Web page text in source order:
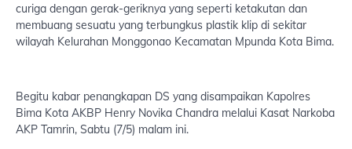
curiga dengan gerak-geriknya yang seperti ketakutan dan
membuang sesuatu yang terbungkus plastik klip di sekitar
wilayah Kelurahan Monggonao Kecamatan Mpunda Kota Bima.
Begitu kabar penangkapan DS yang disampaikan Kapolres
Bima Kota AKBP Henry Novika Chandra melalui Kasat Narkoba
AKP Tamrin, Sabtu (7/5) malam ini.